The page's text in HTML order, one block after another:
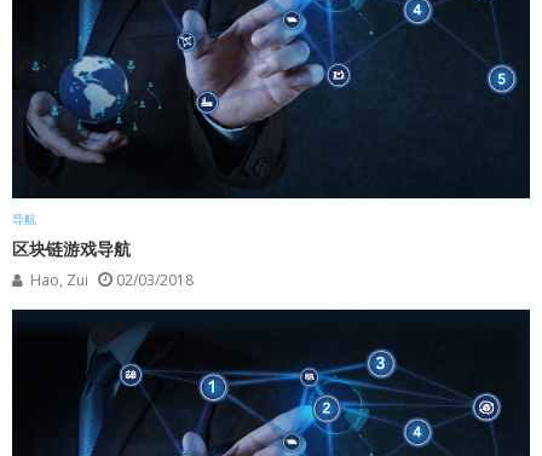
导航
区块链游戏导航
Hao, Zui 02/03/2018